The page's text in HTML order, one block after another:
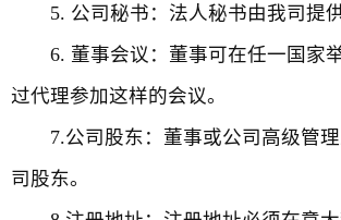
5. 公司秘书：法人秘书由我司提供
6. 董事会议：董事可在任一国家
过代理参加这样的会议。
7.公司股东：董事或公司高级管理
司股东。